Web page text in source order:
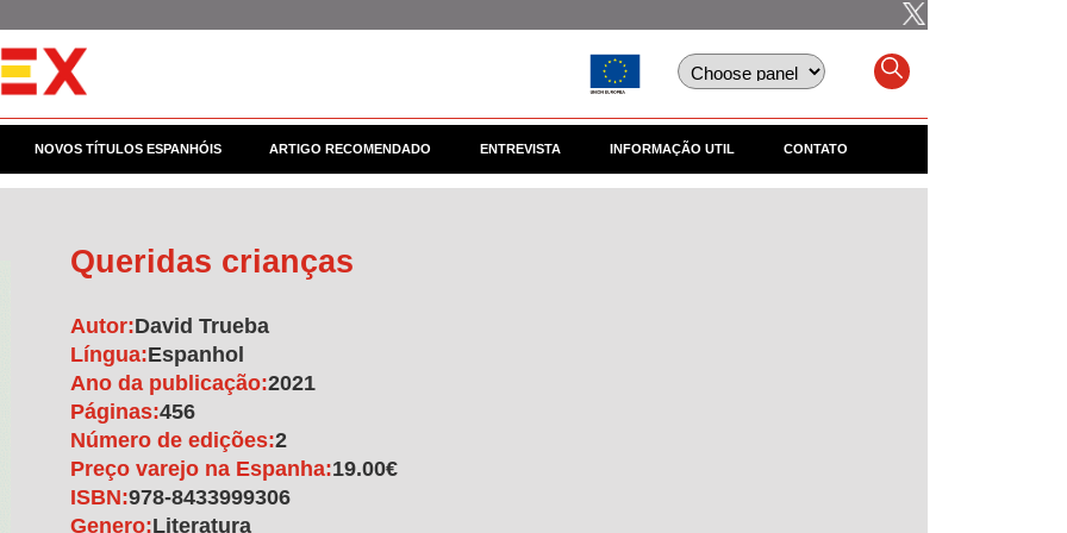
NOVOS TÍTULOS ESPANHÓIS ARTIGO RECOMENDADO ENTREVISTA INFORMAÇÃO UTIL CONTATO
Queridas crianças
Autor:David Trueba
Língua:Espanhol
Ano da publicação:2021
Páginas:456
Número de edições:2
Preço varejo na Espanha:19.00€
ISBN:978-8433999306
Genero:Literatura